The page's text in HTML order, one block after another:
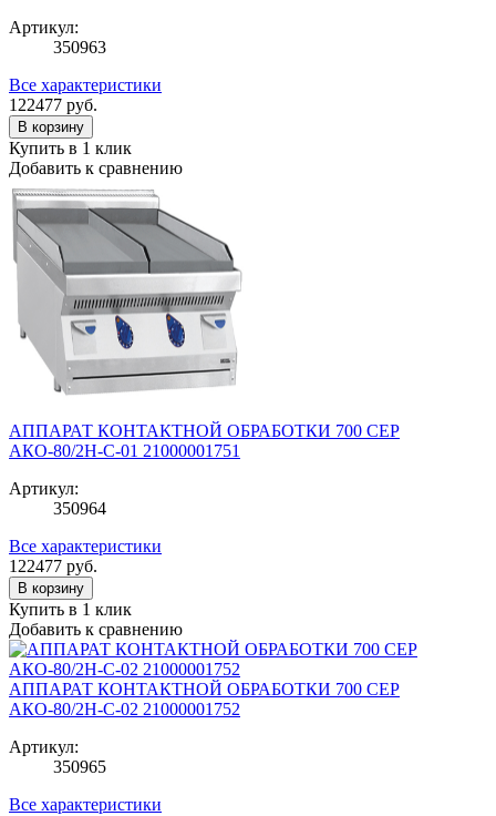
Артикул:
350963
Все характеристики
122477 руб.
В корзину
Купить в 1 клик
Добавить к сравнению
АППАРАТ КОНТАКТНОЙ ОБРАБОТКИ 700 СЕР
АКО-80/2Н-С-01 21000001751
Артикул:
350964
Все характеристики
122477 руб.
В корзину
Купить в 1 клик
Добавить к сравнению
АППАРАТ КОНТАКТНОЙ ОБРАБОТКИ 700 СЕР
АКО-80/2Н-С-02 21000001752
Артикул:
350965
Все характеристики